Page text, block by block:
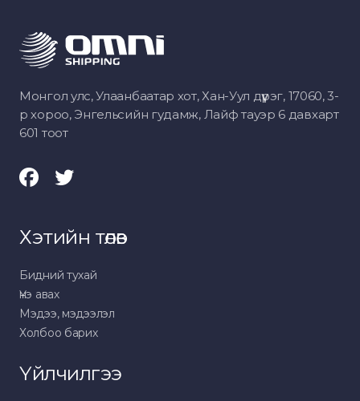
Монгол улс, Улаанбаатар хот, Хан-Уул дүүрэг, 17060, 3-
р хороо, Энгельсийн гудамж, Лайф тауэр 6 давхарт
601 тоот
Хэтийн төлөв
Бидний тухай
Үнэ авах
Мэдээ, мэдээлэл
Холбоо барих
Үйлчилгээ